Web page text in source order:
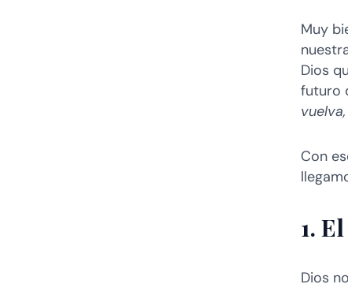
Muy
Dios
futuro
Con
1.
Dios